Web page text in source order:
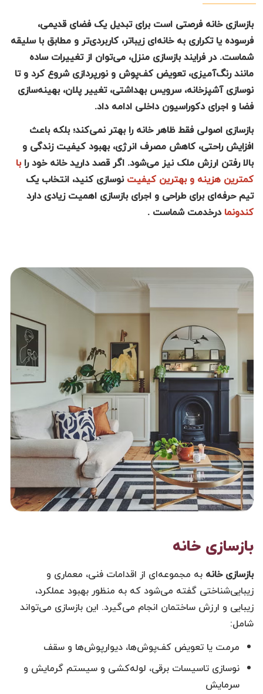
بازسازی خانه فرصتی است برای تبدیل یک فضای قدیمی،
فرسوده یا تکراری به خانه‌ای زیباتر، کاربردی‌تر و مطابق با سلیقه
شماست. در فرایند بازسازی منزل، می‌توان از تغییرات ساده
مانند رنگ‌آمیزی، تعویض کف‌پوش و نورپردازی شروع کرد و تا
نوسازی آشپزخانه، سرویس بهداشتی، تغییر پلان، بهینه‌سازی
فضا و اجرای دکوراسیون داخلی ادامه داد.
بازسازی اصولی فقط ظاهر خانه را بهتر نمی‌کند؛ بلکه باعث
افزایش راحتی، کاهش مصرف انرژی، بهبود کیفیت زندگی و
بالا رفتن ارزش ملک نیز می‌شود. اگر قصد دارید خانه خود رابا
کمترین هزینه و بهترین کیفیتنوسازی کنید، انتخاب یک
تیم حرفه‌ای برای طراحی و اجرای بازسازی اهمیت زیادی دارد
کندونمادرخدمت شماست .
بازسازی خانه
بازسازی خانه به مجموعه‌ای از اقدامات فنی، معماری و
زیبایی‌شناختی گفته می‌شود که به منظور بهبود عملکرد،
زیبایی و ارزش ساختمان انجام می‌گیرد. این بازسازی می‌تواند
شامل:
مرمت یا تعویض کف‌پوش‌ها، دیوارپوش‌ها و سقف
نوسازی تاسیسات برقی، لوله‌کشی و سیستم گرمایش و
سرمایش